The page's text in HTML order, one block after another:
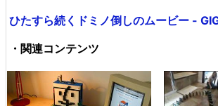
ひたすら続くドミノ倒しのムービー -
・関連コンテンツ